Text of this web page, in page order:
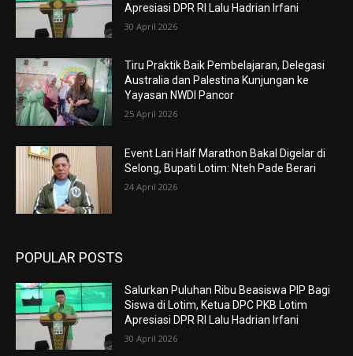
Apresiasi DPR RI Lalu Hadrian Irfani
30 April 2026
Tiru Praktik Baik Pembelajaran, Delegasi
Australia dan Palestina Kunjungan ke
Yayasan NWDI Pancor
25 April 2026
Event Lari Half Marathon Bakal Digelar di
Selong, Bupati Lotim: Nteh Pade Berari
24 April 2026
POPULAR POSTS
Salurkan Puluhan Ribu Beasiswa PIP Bagi
Siswa di Lotim, Ketua DPC PKB Lotim
Apresiasi DPR RI Lalu Hadrian Irfani
30 April 2026